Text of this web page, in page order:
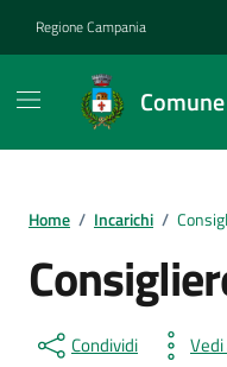
Regione Campania
Home / Incarichi /
Condividi